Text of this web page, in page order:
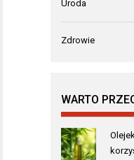
Uroda
Zdrowie
WARTO